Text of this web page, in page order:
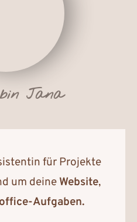
Jana
für Projekte
um deine Website,
Aufgaben.